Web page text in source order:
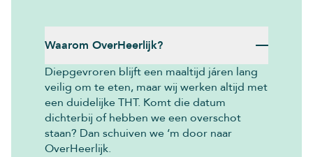
Waarom OverHeerlijk?
Diepgevroren blijft een maaltijd járen lang
veilig om te eten, maar wij werken altijd met
een duidelijke THT. Komt die datum
dichterbij of hebben we een overschot
staan? Dan schuiven we ‘m door naar
OverHeerlijk.